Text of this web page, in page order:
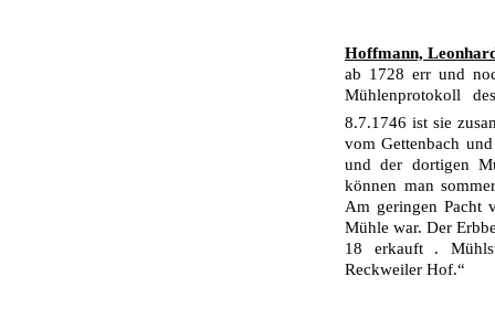
Hoffmann,
ab 1728 err und
Mühlenprotokoll
8.7.1746 ist sie
vom Gettenbach
und der dortigen
können man
Am geringen Pacht
Mühle war. Der
18 erkauft .
Reckweiler Hof.“